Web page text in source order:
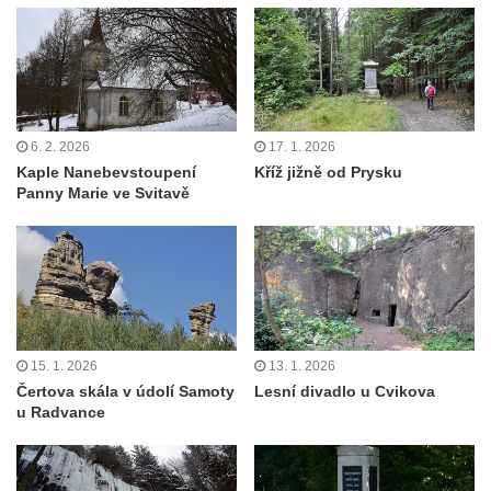
Velešíně
Pomník J. V. Kamarýta v Krumlovské ulici ve
Velešíně
Pamětní deska arcibiskupa Micara ve
vstupu do poutního místa Římov
Plastika Koule v Gutenbergově ulici v
Liberci
Pamětní deska Vojtěcha Kocmicha na
domě čp. 37 v ulici Betlém v Římově
Pomník na paměť zrušení roboty v Plavu
Socha vodníka v Plavu
Socha svatého Jana Nepomuckého v
Třebušíně
Fischera na domě čp. 5/16 na třídě 9.
května v Rumburku
6. 2. 2026
Kaple Nanebevstoupení
Panny Marie ve Svitavě
17. 1. 2026
Kříž jižně od Prysku
15. 1. 2026
Čertova skála v údolí Samoty
u Radvance
13. 1. 2026
Lesní divadlo u Cvikova